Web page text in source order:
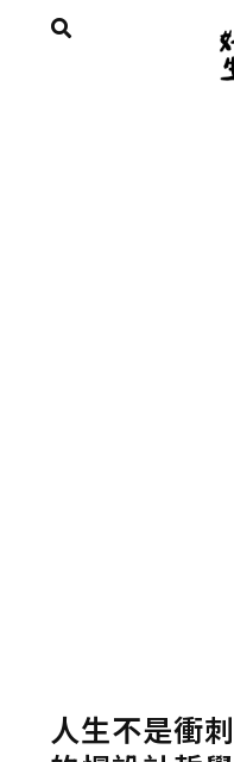
人生不是衝